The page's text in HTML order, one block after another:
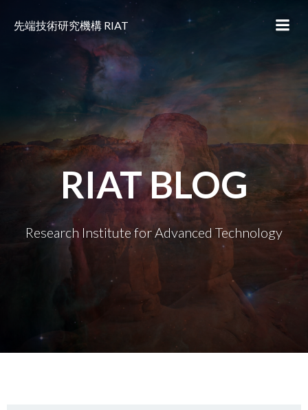
ス
キ
ッ
プ
先端技術研究機構 RIAT
RIAT BLOG
Research Institute for Advanced Technology